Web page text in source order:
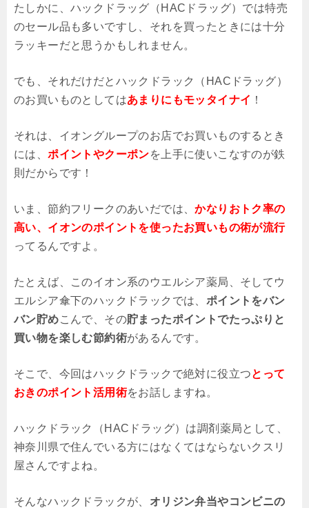
たしかに、ハックドラッグ（HACドラッグ）では特売
のセール品も多いですし、それを買ったときには十分
ラッキーだと思うかもしれません。
でも、それだけだとハックドラック（HACドラッグ）
のお買いものとしてはあまりにもモッタイナイ ！
それは、イオングループのお店でお買いものするとき
には、ポイントやクーポンを上手に使いこなすのが鉄
則だからです！
いま、節約フリークのあいだでは、かなり おトク率の
高い、イオンのポイントを使ったお買いもの術が流行
ってるんですよ。
たとえば、このイオン系のウエルシア薬局、そしてウ
エルシア傘下のハックドラックでは、 ポイントをバン
バン貯めこんで、その貯まったポイントでたっぷりと
買い物を楽しむ節約術があるんです。
そこで、今回はハックドラックで絶対に役立つとって
おきのポイント活用術をお話しますね。
ハックドラック（HACドラッグ）は調剤薬局として、
神奈川県で住んでいる方にはなくてはならないクスリ
屋さんですよね。
そんなハックドラックが、 オリジン弁当やコンビニの